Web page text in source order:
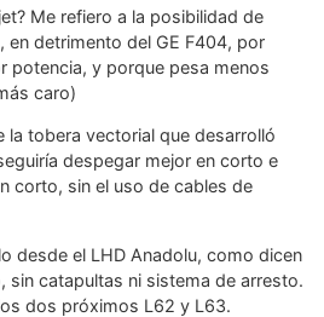
Me refiero a la posibilidad de
detrimento del GE F404, por
potencia, y porque pesa menos
caro)
la tobera vectorial que desarrolló
despegar mejor en corto e
corto, sin el uso de cables de
desde el LHD Anadolu, como dicen
sin catapultas ni sistema de arresto.
dos próximos L62 y L63.